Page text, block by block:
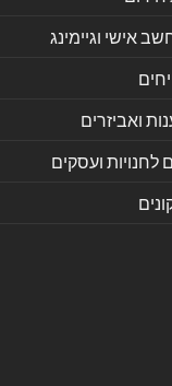
אישי וגיימינג
ואביזרים
לחנויות ועסקים